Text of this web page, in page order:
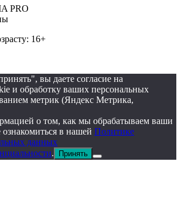
PRO
16+
вы даете согласие на
и обработку ваших персональных
метрик (Яндекс Метрика,
о том, как мы обрабатываем ваши
в нашей Политике
данных
. Принять